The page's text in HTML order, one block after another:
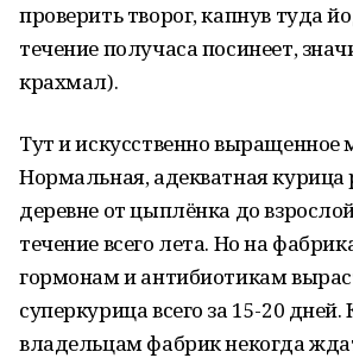
проверить творог, капнув туда
течение получаса посинеет,
крахмал).
Тут и искусственно выращенное
Нормальная, адекватная курица
деревне от цыплёнка до
течение всего лета. Но на
гормонам и антибиотикам
суперкурица всего за 15-20 дней.
владельцам фабрик некогда